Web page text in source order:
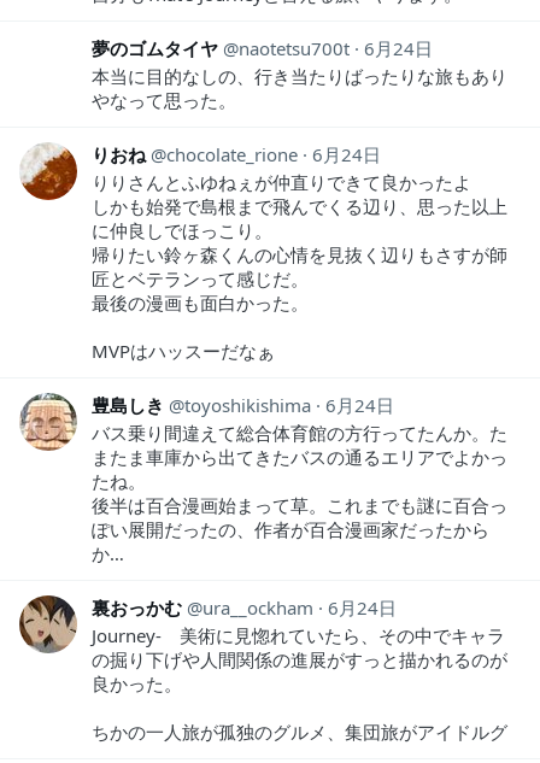
夢のゴムタイヤ naotetsu700t 6月24日
本当に目的なしの、行き当たりばったりな旅もあり
やなって思った。
りおね chocolate_rione 6月24日
りりさんとふゆねぇが仲直りできて良かったよ
しかも始発で島根まで飛んでくる辺り、思った以上
に仲良しでほっこり。
帰りたい鈴ヶ森くんの心情を見抜く辺りもさすが師
匠とベテランって感じだ。
最後の漫画も面白かった。
MVPはハッスーだなぁ
豊島しき toyoshikishima 6月24日
バス乗り間違えて総合体育館の方行ってたんか。た
またま車庫から出てきたバスの通るエリアでよかっ
たね。
後半は百合漫画始まって草。これまでも謎に百合っ
ぽい展開だったの、作者が百合漫画家だったから
か…
裏おっかむ ura__ockham
6月24日
Journey- 美術に見惚れていたら、その中でキャラ
の掘り下げや人間関係の進展がすっと描かれるのが
良かった。
ちかの一人旅が孤独のグルメ、集団旅がアイドルグ